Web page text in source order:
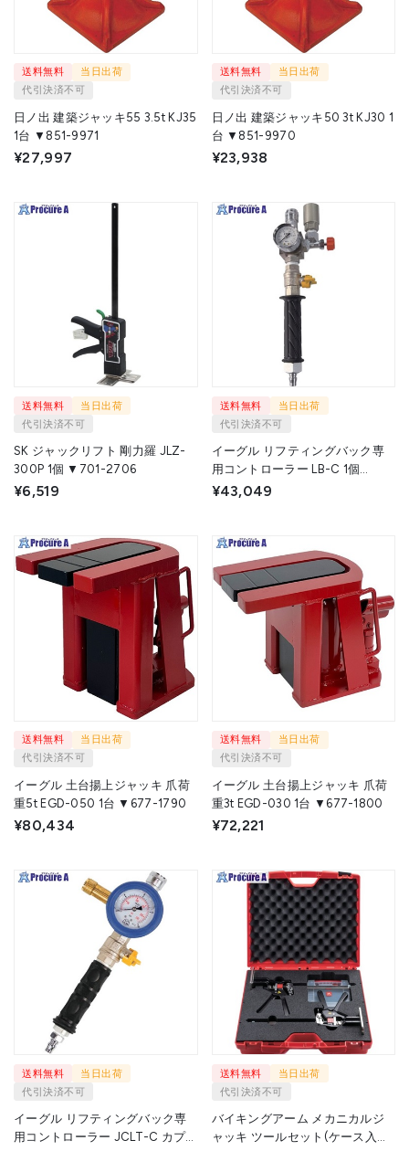
送料無料
当日出荷
代引決済不可
日ノ出 建築ジャッキ55 3.5t KJ35
1台 ▼851-9971
¥27,997
送料無料
当日出荷
代引決済不可
日ノ出 建築ジャッキ50 3t KJ30 1
台 ▼851-9970
¥23,938
送料無料
当日出荷
代引決済不可
SK ジャックリフト 剛力羅 JLZ-
300P 1個 ▼701-2706
¥6,519
送料無料
当日出荷
代引決済不可
イーグル リフティングバック専
用コントローラー LB-C 1個
▼650-9981
¥43,049
送料無料
当日出荷
代引決済不可
イーグル 土台揚上ジャッキ 爪荷
重5t EGD-050 1台 ▼677-1790
¥80,434
送料無料
当日出荷
代引決済不可
イーグル 土台揚上ジャッキ 爪荷
重3t EGD-030 1台 ▼677-1800
¥72,221
送料無料
当日出荷
代引決済不可
イーグル リフティングバック専
用コントローラー JCLT-C カプ
送料無料
当日出荷
代引決済不可
バイキングアーム メカニカルジ
ャッキ ツールセット(ケース入・